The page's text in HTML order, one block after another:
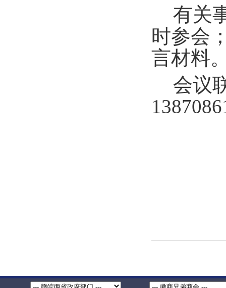
有关
时参会
言材料
会议